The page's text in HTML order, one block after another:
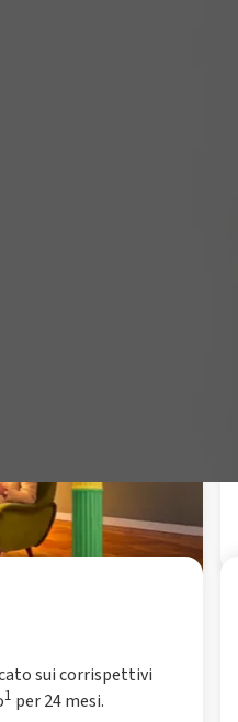
sui corrispettivi
1 per 24 mesi.